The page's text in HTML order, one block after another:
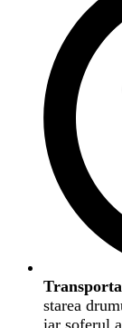
starea
iar șoferul